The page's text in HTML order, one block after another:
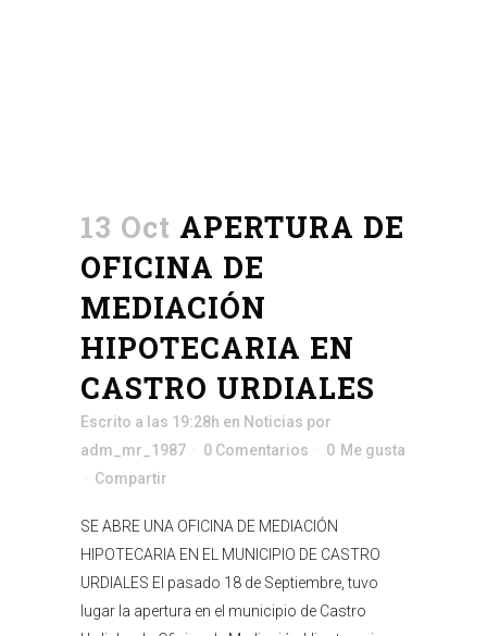
13 Oct APERTURA DE
OFICINA DE
MEDIACIÓN
HIPOTECARIA EN
CASTRO URDIALES
Escrito a las 19:28h en Noticias por
adm_mr_1987
0 Comentarios 0 Me gusta
Compartir
SE ABRE UNA OFICINA DE MEDIACIÓN
HIPOTECARIA EN EL MUNICIPIO DE CASTRO
URDIALES El pasado 18 de Septiembre, tuvo
lugar la apertura en el municipio de Castro